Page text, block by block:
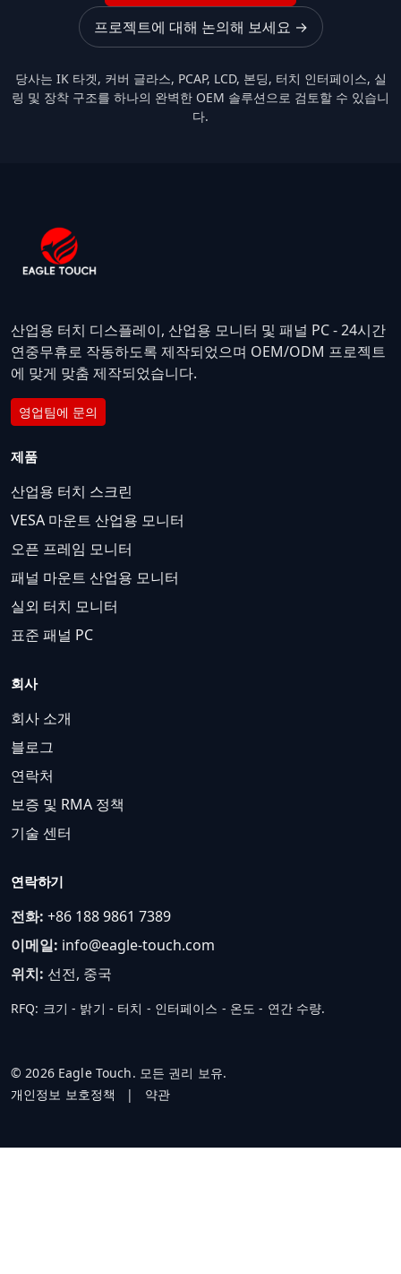
프로젝트에 대해 논의해 보세요 →
당사는 IK 타겟, 커버 글라스, PCAP, LCD, 본딩, 터치 인터페이스, 실
링 및 장착 구조를 하나의 완벽한 OEM 솔루션으로 검토할 수 있습니
다.
산업용 터치 디스플레이, 산업용 모니터 및 패널 PC - 24시간
연중무휴로 작동하도록 제작되었으며 OEM/ODM 프로젝트
에 맞게 맞춤 제작되었습니다.
영업팀에 문의
제품
산업용 터치 스크린
VESA 마운트 산업용 모니터
오픈 프레임 모니터
패널 마운트 산업용 모니터
실외 터치 모니터
표준 패널 PC
회사
회사 소개
블로그
연락처
보증 및 RMA 정책
기술 센터
연락하기
전화: +86 188 9861 7389
이메일: info@eagle-touch.com
위치: 선전, 중국
RFQ: 크기 - 밝기 - 터치 - 인터페이스 - 온도 - 연간 수량.
© 2026 Eagle Touch. 모든 권리 보유.
개인정보 보호정책
| 약관